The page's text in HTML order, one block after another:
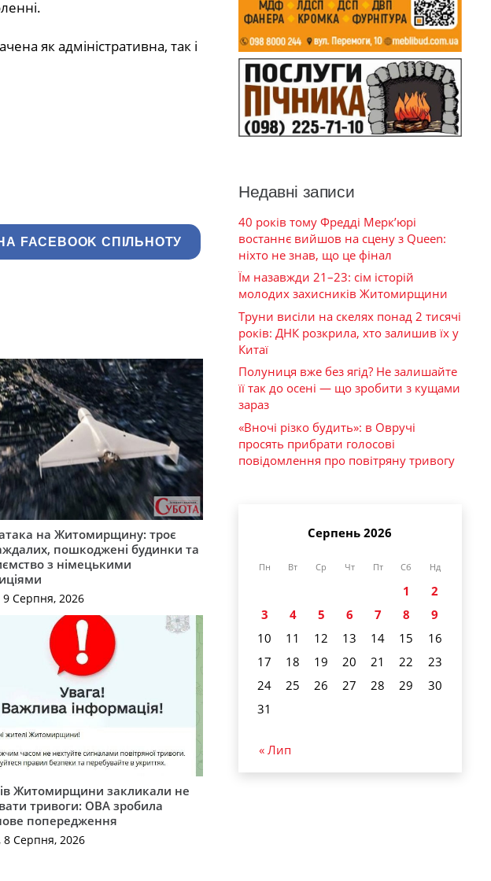
як адміністративна, так і
FACEBOOK СПІЛЬНОТУ
на Житомирщину: троє
пошкоджені будинки та
з німецькими
9 Серпня, 2026
Житомирщини закликали не
тривоги: ОВА зробила
попередження
8 Серпня, 2026
Недавні записи
40 років тому Фредді Мерк’юрі
востаннє вийшов на сцену з Queen:
ніхто не знав, що це фінал
Їм назавжди 21–23: сім історій
молодих захисників Житомирщини
Труни висіли на скелях понад 2 тисячі
років: ДНК розкрила, хто залишив їх у
Китаї
Полуниця вже без ягід? Не залишайте
її так до осені — що зробити з кущами
зараз
«Вночі різко будить»: в Овручі
просять прибрати голосові
повідомлення про повітряну тривогу
Серпень 2026
Пн Вт Ср Чт Пт Сб Нд
1
2
3
4 5 6 7 8
9
10
11 12 13 14 15
16
17
18 19 20 21 22
23
24
25 26 27 28 29
30
31
« Лип